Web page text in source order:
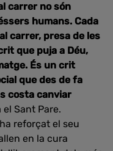
carrer no són
humans. Cada
carrer, presa de les
que puja a Déu,
És un crit
que des de fa
costa canviar
el Sant Pare.
reforçat el seu
en la cura